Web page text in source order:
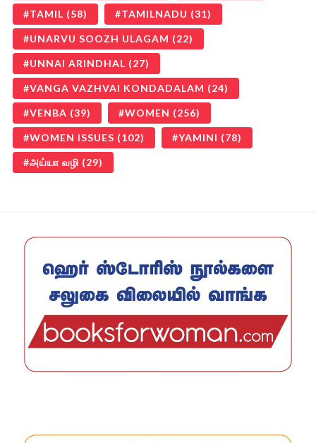
TAMIL (58) TAMILNADU (31)
UNARVU SOOZH ULAGAM (22)
UNNAI ARINDHAL (27)
VANGA VAZHVAI KONDADALAM (24)
VENBA (39) WOMEN (256)
WOMEN ISSUES (102) YAMINI (78)
அய்யா வழி (29)